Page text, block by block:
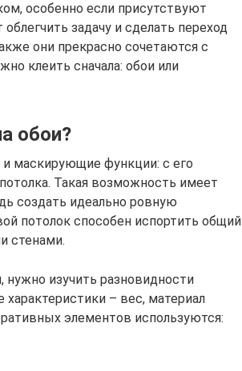
особенно если присутствуют
задачу и сделать переход
они прекрасно сочетаются с
клеить сначала: обои или
обои?
маскирующие функции: с его
Такая возможность имеет
создать идеально ровную
потолок способен испортить общий
стенами.
нужно изучить разновидности
– вес, материал
элементов используются: